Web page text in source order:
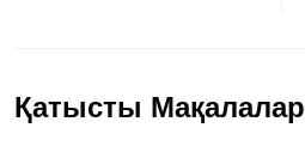
Қатысты Мақалалар